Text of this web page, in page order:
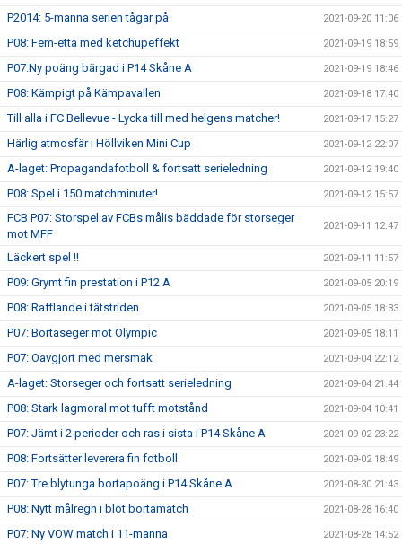
P2014: 5-manna serien tågar på 2021-09-20 11:06
P08: Fem-etta med ketchupeffekt 2021-09-19 18:59
P07:Ny poäng bärgad i P14 Skåne A 2021-09-19 18:46
P08: Kämpigt på Kämpavallen 2021-09-18 17:40
Till alla i FC Bellevue - Lycka till med helgens matcher! 2021-09-17 15:27
Härlig atmosfär i Höllviken Mini Cup 2021-09-12 22:07
A-laget: Propagandafotboll & fortsatt serieledning 2021-09-12 19:40
P08: Spel i 150 matchminuter! 2021-09-12 15:57
FCB P07: Storspel av FCBs målis bäddade för storseger
mot MFF
2021-09-11 12:47
Läckert spel !! 2021-09-11 11:57
P09: Grymt fin prestation i P12 A 2021-09-05 20:19
P08: Rafflande i tätstriden 2021-09-05 18:33
P07: Bortaseger mot Olympic 2021-09-05 18:11
P07: Oavgjort med mersmak 2021-09-04 22:12
A-laget: Storseger och fortsatt serieledning 2021-09-04 21:44
P08: Stark lagmoral mot tufft motstånd 2021-09-04 10:41
P07: Jämt i 2 perioder och ras i sista i P14 Skåne A 2021-09-02 23:22
P08: Fortsätter leverera fin fotboll 2021-09-02 18:49
P07: Tre blytunga bortapoäng i P14 Skåne A 2021-08-30 21:43
P08: Nytt målregn i blöt bortamatch 2021-08-28 16:40
P07: Ny VOW match i 11-manna 2021-08-28 14:52